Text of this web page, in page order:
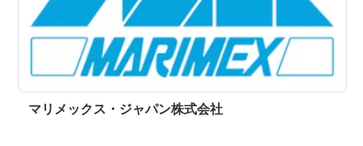
マリメックス・ジャパン株式会社